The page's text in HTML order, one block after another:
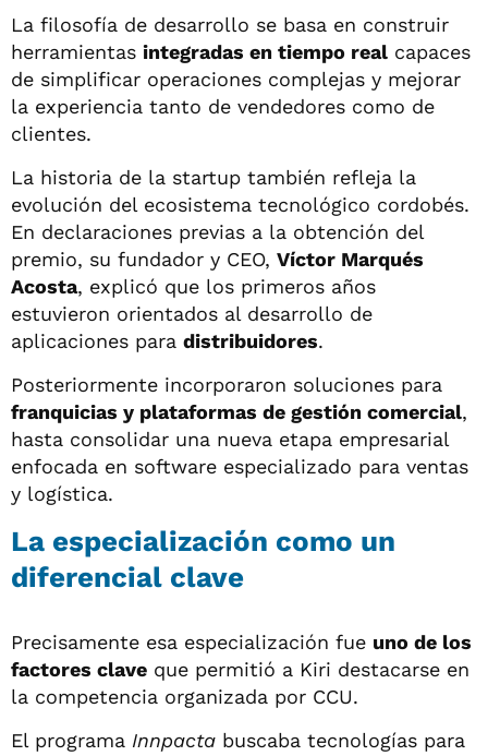
La filosofía de desarrollo se basa en construir
herramientas integradas en tiempo real capaces
de simplificar operaciones complejas y mejorar
la experiencia tanto de vendedores como de
clientes.
La historia de la startup también refleja la
evolución del ecosistema tecnológico cordobés.
En declaraciones previas a la obtención del
premio, su fundador y CEO, Víctor Marqués
Acosta, explicó que los primeros años
estuvieron orientados al desarrollo de
aplicaciones para distribuidores.
Posteriormente incorporaron soluciones para
franquicias y plataformas de gestión comercial,
hasta consolidar una nueva etapa empresarial
enfocada en software especializado para ventas
y logística.
La especialización como un
diferencial clave
Precisamente esa especialización fue uno de los
factores clave que permitió a Kiri destacarse en
la competencia organizada por CCU.
El programa Innpacta buscaba tecnologías para